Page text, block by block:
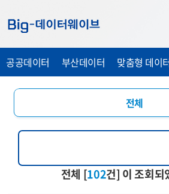
가
가
가
공공데이터 부산데이터 맞춤형 데이
전체
통합
전체 [102건] 이 조회되